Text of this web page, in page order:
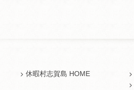
休暇村志賀島 HOME